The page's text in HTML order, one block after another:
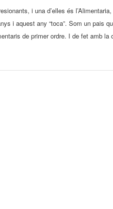
i una d’elles és
i aquest any “toca”. Som un pais
de primer ordre. I de fet amb